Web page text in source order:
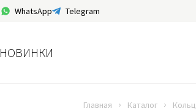
WhatsApp Telegram
НОВИНКИ
Главная Каталог